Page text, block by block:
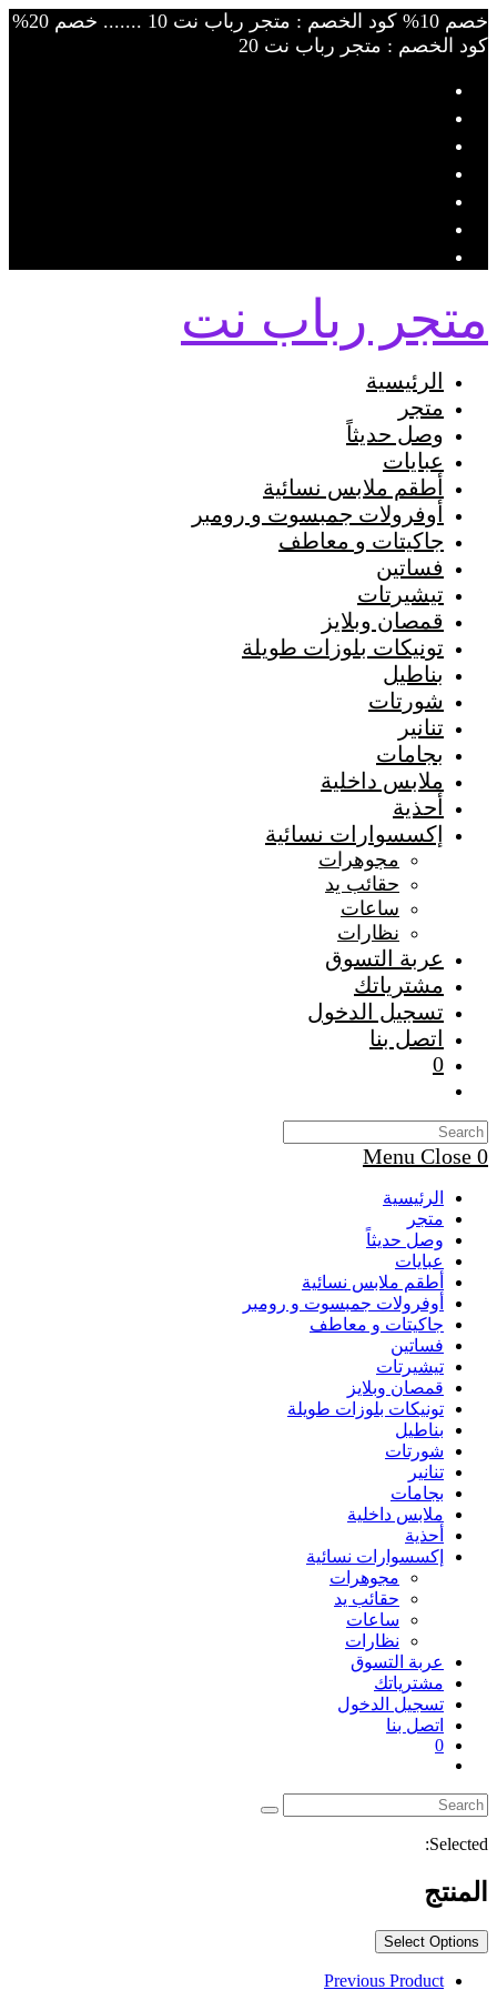
Skip
to
content
خصم 10% كود الخصم : متجر رباب نت 10 ....... خصم 20%
كود الخصم : متجر رباب نت 20
متجر رباب نت
الرئيسية
متجر
وصل حديثاً
عبايات
أطقم ملابس نسائية
أوفرولات جمبسوت و رومبر
جاكيتات و معاطف
فساتين
تيشيرتات
قمصان وبلايز
تونيكات بلوزات طويلة
بناطيل
شورتات
تنانير
بجامات
ملابس داخلية
أحذية
إكسسوارات نسائية
مجوهرات
حقائب يد
ساعات
نظارات
عربة التسوق
مشترياتك
تسجيل الدخول
اتصل بنا
0
search
0
Menu Close
الرئيسية
متجر
وصل حديثاً
عبايات
أطقم ملابس نسائية
أوفرولات جمبسوت و رومبر
جاكيتات و معاطف
فساتين
تيشيرتات
قمصان وبلايز
تونيكات بلوزات طويلة
بناطيل
شورتات
تنانير
بجامات
ملابس داخلية
أحذية
إكسسوارات نسائية
مجوهرات
حقائب يد
ساعات
نظارات
عربة التسوق
مشترياتك
تسجيل الدخول
اتصل بنا
0
search
Selected:
المنتج
Select Options
Previous Product